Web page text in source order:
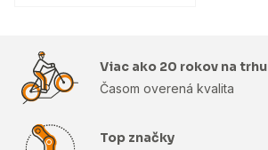
Viac ako 20 rokov na trhu
Časom overená kvalita
Top značky